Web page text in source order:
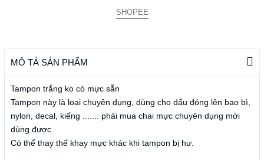
SHOPEE
MÔ TẢ SẢN PHẨM
Tampon trắng ko có mực sẵn
Tampon này là loại chuyên dụng, dùng cho dấu đóng lên bao bì,
nylon, decal, kiếng ....... phải mua chai mực chuyên dụng mới
dùng được
Có thể thay thế khay mực khác khi tampon bị hư.